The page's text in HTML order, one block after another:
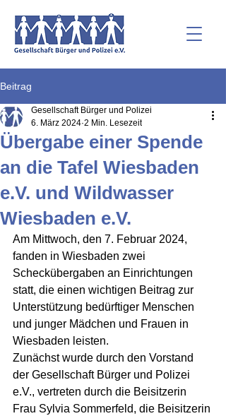
Beitrag
Übergabe einer Spende
an die Tafel Wiesbaden
e.V. und Wildwasser
Wiesbaden e.V.
Gesellschaft Bürger und Polizei
6. März 2024 2 Min. Lesezeit
Am Mittwoch, den 7. Februar 2024,
fanden in Wiesbaden zwei
Scheckübergaben an Einrichtungen
statt, die einen wichtigen Beitrag zur
Unterstützung bedürftiger Menschen
und junger Mädchen und Frauen in
Wiesbaden leisten.
Zunächst wurde durch den Vorstand
der Gesellschaft Bürger und Polizei
e.V., vertreten durch die Beisitzerin
Frau Sylvia Sommerfeld, die Beisitzerin